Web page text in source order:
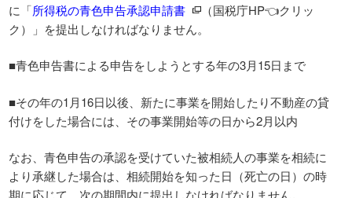
に「所得税の青色申告承認申請書
（国税庁HP👈クリッ
ク）」を提出しなければなりません。
■青色申告書による申告をしようとする年の3月15日まで
■その年の1月16日以後、新たに事業を開始したり不動産の貸
付けをした場合には、その事業開始等の日から2月以内
なお、青色申告の承認を受けていた被相続人の事業を相続に
より承継した場合は、相続開始を知った日（死亡の日）の時